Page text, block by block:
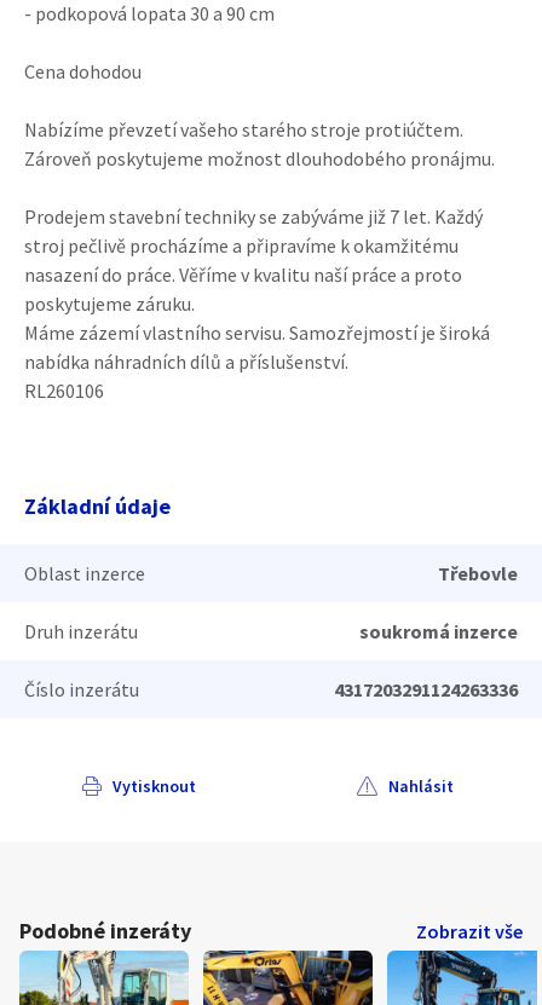
- podkopová lopata 30 a 90 cm
Cena dohodou
Nabízíme převzetí vašeho starého stroje protiúčtem.
Zároveň poskytujeme možnost dlouhodobého pronájmu.
Prodejem stavební techniky se zabýváme již 7 let. Každý
stroj pečlivě procházíme a připravíme k okamžitému
nasazení do práce. Věříme v kvalitu naší práce a proto
poskytujeme záruku.
Máme zázemí vlastního servisu. Samozřejmostí je široká
nabídka náhradních dílů a příslušenství.
RL260106
Základní údaje
Oblast inzerce Třebovle
Druh inzerátu soukromá inzerce
Číslo inzerátu 4317203291124263336
Vytisknout Nahlásit
Podobné inzeráty Zobrazit vše